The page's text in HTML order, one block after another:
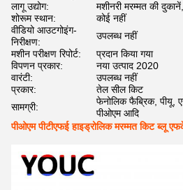
लागू उद्योग:
मशीनरी मरम्मत की दुकानें,
शोरूम स्थान:
कोई नहीं
वीडियो आउटगोइंग-
निरीक्षण:
उपलब्ध नहीं
मशीन परीक्षण रिपोर्ट:
प्रदान किया गया
विपणन प्रकार:
नया उत्पाद 2020
वारंटी:
उपलब्ध नहीं
प्रकार:
तेल सील किट
सामग्री:
फेनोलिक फैब्रिक, पीयू,
पीओएम आदि
पीओएम पीटीएफई हाइड्रोलिक मरम्मत किट ब्लू